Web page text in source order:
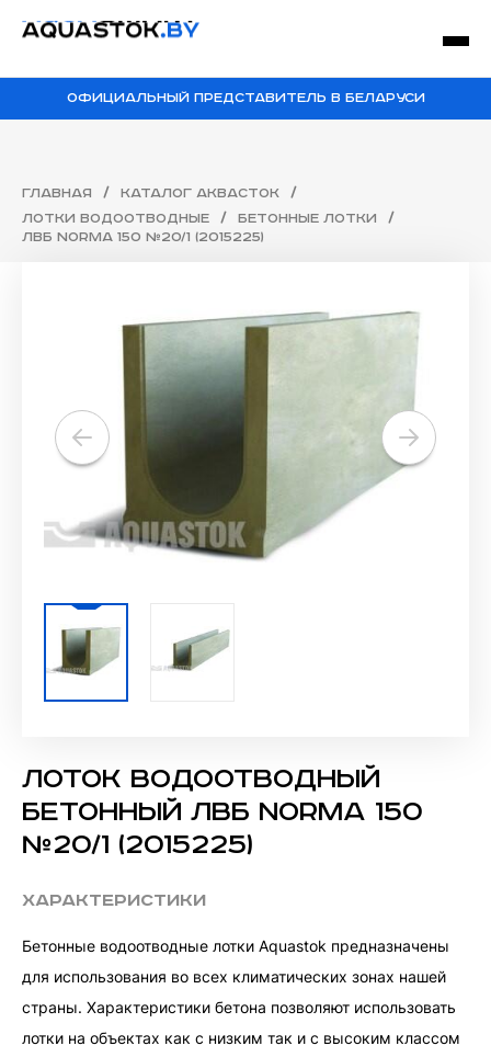
ОФИЦИАЛЬНЫЙ ПРЕДСТАВИТЕЛЬ В БЕЛАРУСИ
Главная / Каталог Аквасток /
Лотки водоотводные / Бетонные лотки /
ЛВБ Norma 150 №20/1 (2015225)
Лоток водоотводный
бетонный ЛВБ Norma 150
№20/1 (2015225)
Характеристики
Бетонные водоотводные лотки Aquastok предназначены
для использования во всех климатических зонах нашей
страны. Характеристики бетона позволяют использовать
лотки на объектах как с низким так и с высоким классом